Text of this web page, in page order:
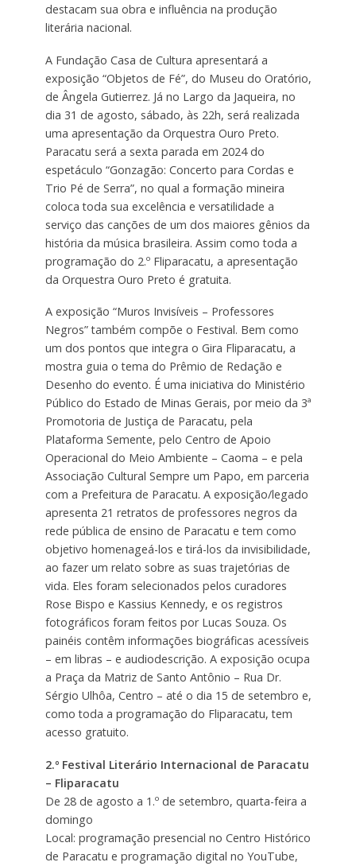
destacam sua obra e influência na produção
literária nacional.
A Fundação Casa de Cultura apresentará a
exposição “Objetos de Fé”, do Museu do Oratório,
de Ângela Gutierrez. Já no Largo da Jaqueira, no
dia 31 de agosto, sábado, às 22h, será realizada
uma apresentação da Orquestra Ouro Preto.
Paracatu será a sexta parada em 2024 do
espetáculo “Gonzagão: Concerto para Cordas e
Trio Pé de Serra”, no qual a formação mineira
coloca toda sua excelência e versatilidade a
serviço das canções de um dos maiores gênios da
história da música brasileira. Assim como toda a
programação do 2.º Fliparacatu, a apresentação
da Orquestra Ouro Preto é gratuita.
A exposição “Muros Invisíveis – Professores
Negros” também compõe o Festival. Bem como
um dos pontos que integra o Gira Fliparacatu, a
mostra guia o tema do Prêmio de Redação e
Desenho do evento. É uma iniciativa do Ministério
Público do Estado de Minas Gerais, por meio da 3ª
Promotoria de Justiça de Paracatu, pela
Plataforma Semente, pelo Centro de Apoio
Operacional do Meio Ambiente – Caoma – e pela
Associação Cultural Sempre um Papo, em parceria
com a Prefeitura de Paracatu. A exposição/legado
apresenta 21 retratos de professores negros da
rede pública de ensino de Paracatu e tem como
objetivo homenageá-los e tirá-los da invisibilidade,
ao fazer um relato sobre as suas trajetórias de
vida. Eles foram selecionados pelos curadores
Rose Bispo e Kassius Kennedy, e os registros
fotográficos foram feitos por Lucas Souza. Os
painéis contêm informações biográficas acessíveis
– em libras – e audiodescrição. A exposição ocupa
a Praça da Matriz de Santo Antônio – Rua Dr.
Sérgio Ulhôa, Centro – até o dia 15 de setembro e,
como toda a programação do Fliparacatu, tem
acesso gratuito.
2.º Festival Literário Internacional de Paracatu
– Fliparacatu
De 28 de agosto a 1.º de setembro, quarta-feira a
domingo
Local: programação presencial no Centro Histórico
de Paracatu e programação digital no YouTube,